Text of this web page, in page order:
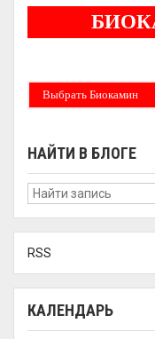
Выбрать Биокамин
НАЙТИ В БЛОГЕ
RSS
КАЛЕНДАРЬ